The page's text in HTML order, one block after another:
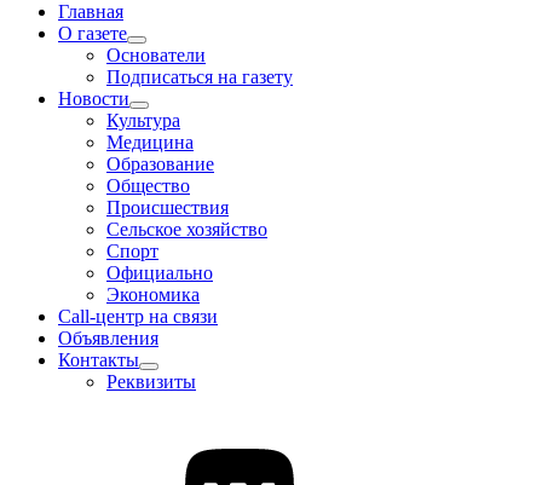
Главная
О газете
Основатели
Подписаться на газету
Новости
Культура
Медицина
Образование
Общество
Происшествия
Сельское хозяйство
Спорт
Официально
Экономика
Call-центр на связи
Объявления
Контакты
Реквизиты